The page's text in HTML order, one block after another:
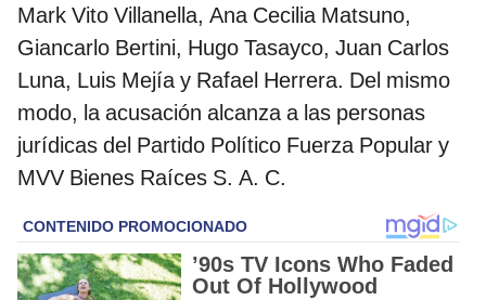
Mark Vito Villanella, Ana Cecilia Matsuno,
Giancarlo Bertini, Hugo Tasayco, Juan Carlos
Luna, Luis Mejía y Rafael Herrera. Del mismo
modo, la acusación alcanza a las personas
jurídicas del Partido Político Fuerza Popular y
MVV Bienes Raíces S. A. C.